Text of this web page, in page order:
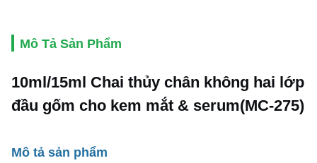
Mô Tả Sản Phẩm
10ml/15ml Chai thủy chân không hai lớp
đầu gốm cho kem mắt & serum(MC-275)
Mô tả sản phẩm